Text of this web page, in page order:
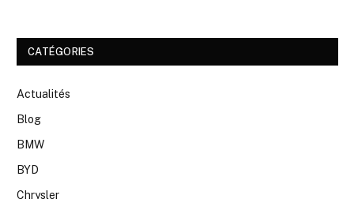
CATÉGORIES
Actualités
Blog
BMW
BYD
Chrysler